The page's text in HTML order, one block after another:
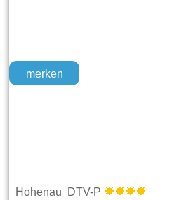
merken
Hohenau DTV-P